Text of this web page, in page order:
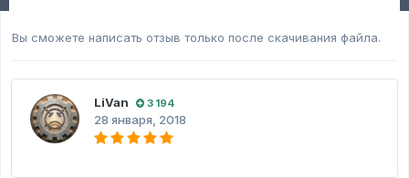
Вы сможете написать отзыв только после скачивания файла.
LiVan 3 194
28 января, 2018